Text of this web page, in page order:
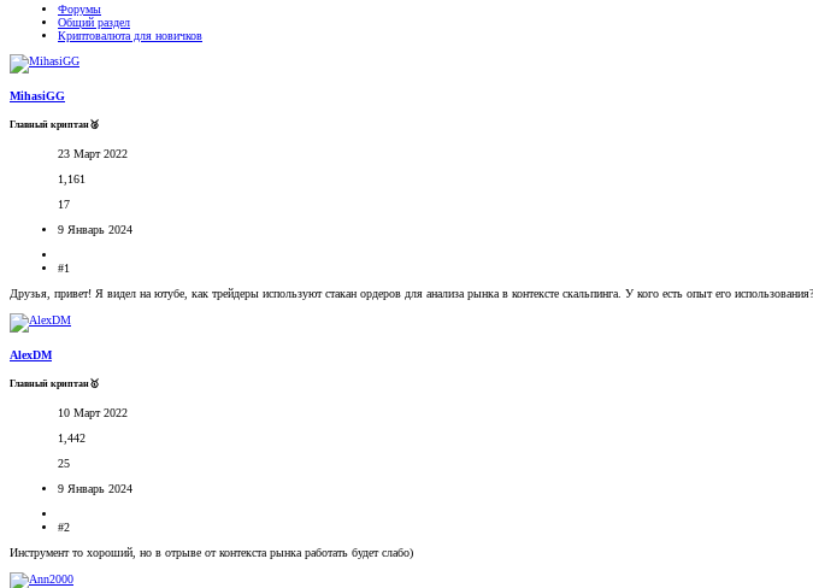
Форумы
Общий раздел
Криптовалюта для новичков
MihasiGG
Главный криптан🥈
23 Март 2022
1,161
17
9 Январь 2024
#1
Друзья, привет! Я видел на ютубе, как трейдеры используют стакан ордеров для анализа рынка в контексте скальпинга. У кого есть опыт его
AlexDM
Главный криптан🥇
10 Март 2022
1,442
25
9 Январь 2024
#2
Инструмент то хороший, но в отрыве от контекста рынка работать будет слабо)